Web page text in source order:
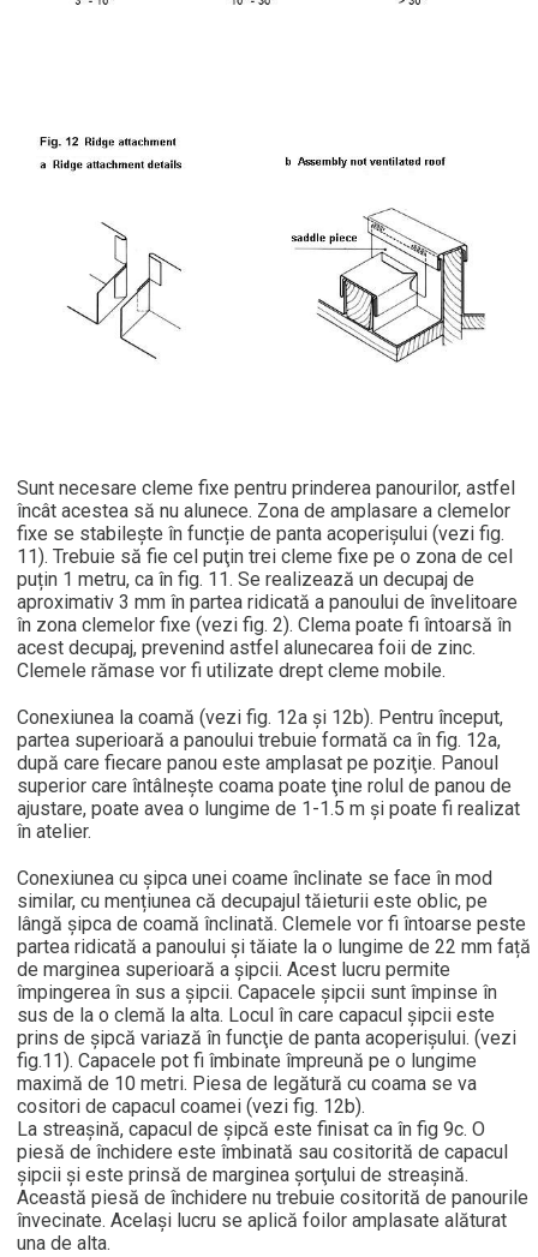
Sunt necesare cleme fixe pentru prinderea panourilor, astfel
încât acestea să nu alunece. Zona de amplasare a clemelor
fixe se stabilește în funcție de panta acoperişului (vezi fig.
11). Trebuie să fie cel puţin trei cleme fixe pe o zona de cel
puțin 1 metru, ca în fig. 11. Se realizează un decupaj de
aproximativ 3 mm în partea ridicată a panoului de învelitoare
în zona clemelor fixe (vezi fig. 2). Clema poate fi întoarsă în
acest decupaj, prevenind astfel alunecarea foii de zinc.
Clemele rămase vor fi utilizate drept cleme mobile.
Conexiunea la coamă (vezi fig. 12a şi 12b). Pentru început,
partea superioară a panoului trebuie formată ca în fig. 12a,
după care fiecare panou este amplasat pe poziţie. Panoul
superior care întâlneşte coama poate ţine rolul de panou de
ajustare, poate avea o lungime de 1-1.5 m şi poate fi realizat
în atelier.
Conexiunea cu şipca unei coame înclinate se face în mod
similar, cu mențiunea că decupajul tăieturii este oblic, pe
lângă șipca de coamă înclinată. Clemele vor fi întoarse peste
partea ridicată a panoului şi tăiate la o lungime de 22 mm față
de marginea superioară a şipcii. Acest lucru permite
împingerea în sus a şipcii. Capacele şipcii sunt împinse în
sus de la o clemă la alta. Locul în care capacul şipcii este
prins de şipcă variază în funcţie de panta acoperişului. (vezi
fig.11). Capacele pot fi îmbinate împreună pe o lungime
maximă de 10 metri. Piesa de legătură cu coama se va
cositori de capacul coamei (vezi fig. 12b).
La streaşină, capacul de șipcă este finisat ca în fig 9c. O
piesă de închidere este îmbinată sau cositorită de capacul
șipcii şi este prinsă de marginea şorţului de streașină.
Această piesă de închidere nu trebuie cositorită de panourile
învecinate. Acelaşi lucru se aplică foilor amplasate alăturat
una de alta.